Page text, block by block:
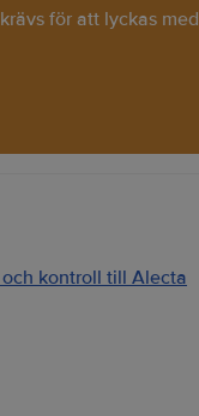
för att lyckas med
kontroll till Alecta